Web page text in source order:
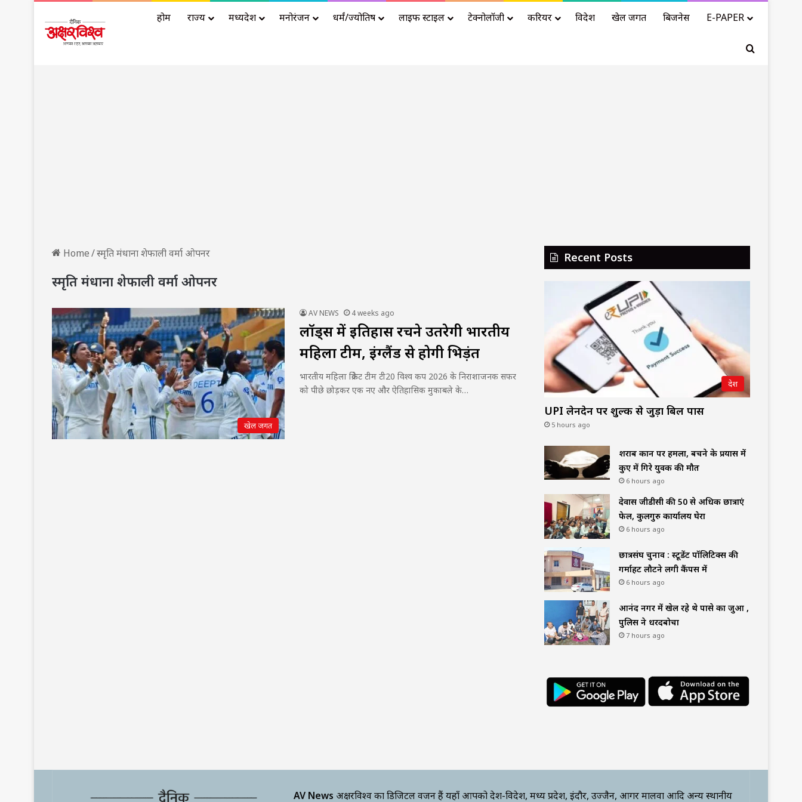
होम राज्य मध्यप्रदेश मनोरंजन धर्मं/ज्योतिष लाइफ स्टाइल टेक्नोलॉजी करियर विदेश खेल जगत बिजनेस E-PAPER
Search for
Home/स्मृति मंधाना शेफाली वर्मा ओपनर
स्मृति मंधाना शेफाली वर्मा ओपनर
खेल जगत
AV NEWS 4 weeks ago
लॉर्ड्स में इतिहास रचने उतरेगी भारतीय
महिला टीम, इंग्लैंड से होगी भिड़ंत
भारतीय महिला क्रिकेट टीम टी20 विश्व कप 2026 के निराशाजनक सफर
को पीछे छोड़कर एक नए और ऐतिहासिक मुकाबले के…
Recent Posts
देश
UPI लेनदेन पर शुल्क से जुड़ा बिल पास
5 hours ago
शराब दुकान पर हमला, बचने के प्रयास में
कुए में गिरे युवक की मौत
6 hours ago
देवास जीडीसी की 50 से अधिक छात्राएं
फेल, कुलगुरु कार्यालय घेरा
6 hours ago
छात्रसंघ चुनाव : स्टूडेंट पॉलिटिक्स की
गर्माहट लौटने लगी कैंपस में
6 hours ago
आनंद नगर में खेल रहे थे पासे का जुआ ,
पुलिस ने धरदबोचा
7 hours ago
AV News अक्षरविश्व का डिजिटल वर्जन हैं यहाँ आपको देश-विदेश, मध्य प्रदेश, इंदौर, उज्जैन, आगर मालवा आदि अन्य स्थानीय